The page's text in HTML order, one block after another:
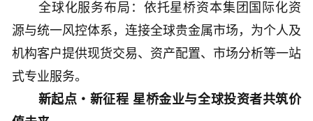
全球化服务布局：依托星桥资本集团国际化资
源与统一风控体系，连接全球贵金属市场，为个人及
机构客户提供现货交易、资产配置、市场分析等一站
式专业服务。
新起点・新征程 星桥金业与全球投资者共筑价